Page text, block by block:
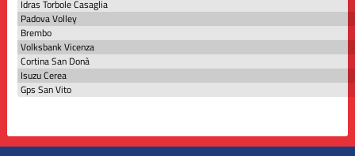
Idras Torbole Casaglia
Padova Volley
Brembo
Volksbank Vicenza
Cortina San Donà
Isuzu Cerea
Gps San Vito